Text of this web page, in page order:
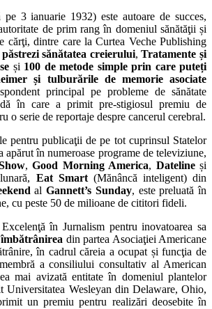
pe 3 ianuarie 1932) este autoare de succes,
de prim rang în domeniul sănătăţii și
cărţi, dintre care la Curtea Veche Publishing
sănătatea creierului,Tratamente și
și 100 de metode simple prin care puteți
și tulburările de memorie asociate
principal pe probleme de sănătate
în care a primit pre-stigiosul premiu de
o serie de reportaje despre cancerul cerebral.
pentru publicaţii de pe tot cuprinsul Statelor
în numeroase programe de televiziune,
, Good Morning America, Datelineși
Eat Smart (Mănâncă inteligent) din
al Gannett’s Sunday, este preluată în
cu peste 50 de milioane de cititori fideli.
în Jurnalism pentru inovatoarea sa
din partea Asociaţiei Americane
în cadrul căreia a ocupat și funcţia de
a consiliului consultativ al American
mai avizată entitate în domeniul plantelor
Universitatea Wesleyan din Delaware, Ohio,
un premiu pentru realizări deosebite în